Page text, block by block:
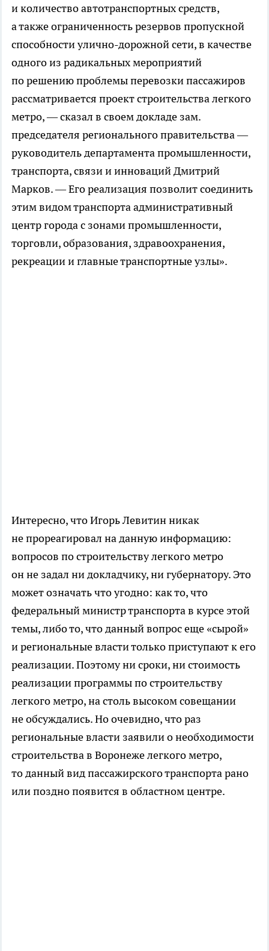
и количество автотранспортных средств,
а также ограниченность резервов пропускной
способностиулично-дорожнойсети, в качестве
одного из радикальных мероприятий
по решению проблемы перевозки пассажиров
рассматривается проект строительства легкого
метро, — сказал в своем докладе зам.
председателя регионального правительства —
руководитель департамента промышленности,
транспорта, связи и инноваций Дмитрий
Марков. — Его реализация позволит соединить
этим видом транспорта административный
центр города с зонами промышленности,
торговли, образования, здравоохранения,
рекреации и главные транспортные узлы».
Интересно, что Игорь Левитин никак
не прореагировал на данную информацию:
вопросов по строительству легкого метро
он не задал ни докладчику, ни губернатору. Это
может означать что угодно: как то, что
федеральный министр транспорта в курсе этой
темы, либо то, что данный вопрос еще «сырой»
и региональные власти только приступают к его
реализации. Поэтому ни сроки, ни стоимость
реализации программы по строительству
легкого метро, на столь высоком совещании
не обсуждались. Но очевидно, что раз
региональные власти заявили о необходимости
строительства в Воронеже легкого метро,
то данный вид пассажирского транспорта рано
или поздно появится в областном центре.